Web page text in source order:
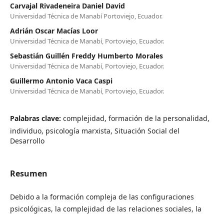
Carvajal Rivadeneira Daniel David
Universidad Técnica de Manabí Portoviejo, Ecuador.
Adrián Oscar Macías Loor
Universidad Técnica de Manabí, Portoviejo, Ecuador.
Sebastián Guillén Freddy Humberto Morales
Universidad Técnica de Manabí, Portoviejo, Ecuador.
Guillermo Antonio Vaca Caspi
Universidad Técnica de Manabí, Portoviejo, Ecuador.
Palabras clave: complejidad, formación de la personalidad,
individuo, psicología marxista, Situación Social del
Desarrollo
Resumen
Debido a la formación compleja de las configuraciones
psicológicas, la complejidad de las relaciones sociales, la